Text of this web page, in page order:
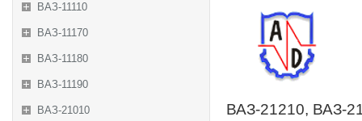
ВАЗ-11110
ВАЗ-11170
ВАЗ-11180
ВАЗ-11190
ВАЗ-21010
ВАЗ-21210, ВАЗ-